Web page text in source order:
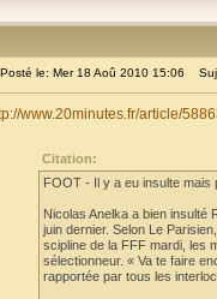
Posté le: Mer 18 Aoû 2010 15:06
www.20minutes.fr/article/
Citation:
FOOT - Il y a eu insulte mais
Nicolas Anelka a bien insulté
juin dernier. Selon Le
scipline de la FFF mardi, les
sélectionneur. « Va te faire
rapportée par tous les